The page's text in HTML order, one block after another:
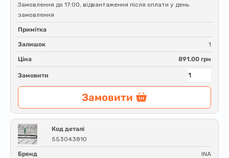
Замовлення до 17:00, відвантаження після оплати у день
замовлення
Примітка
Залишок 1
Ціна 891.00 грн
Замовити
Замовити
Код деталі
553043810
Бренд INA